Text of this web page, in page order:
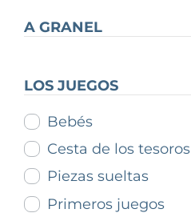
A GRANEL
LOS JUEGOS
Bebés
Cesta de los tesoros
Piezas sueltas
Primeros juegos